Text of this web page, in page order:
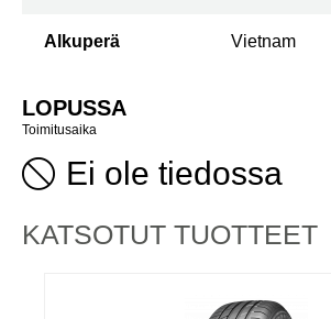
Alkuperä Vietnam
LOPUSSA
Toimitusaika
Ei ole tiedossa
KATSOTUT TUOTTEET